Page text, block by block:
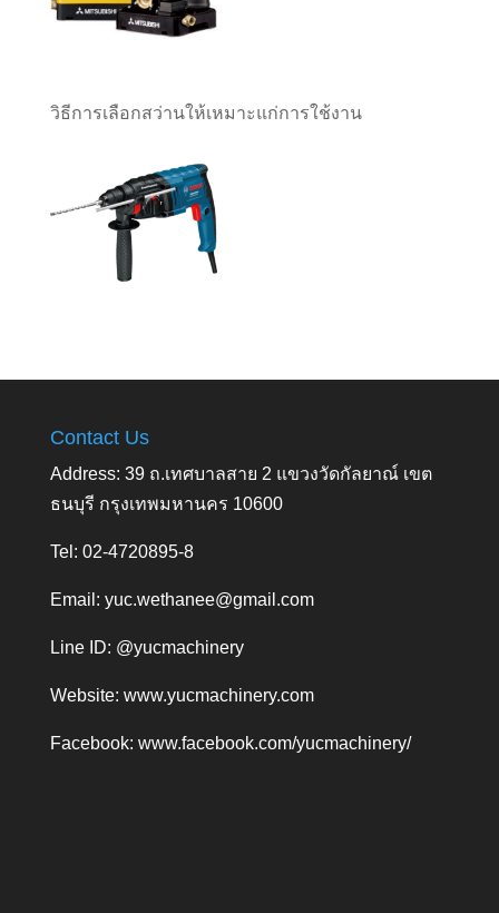
วิธีการเลือกสว่านให้เหมาะแก่การใช้งาน
Contact Us
Address: 39 ถ.เทศบาลสาย 2 แขวงวัดกัลยาณ์ เขต
ธนบุรี กรุงเทพมหานคร 10600
Tel: 02-4720895-8
Email: yuc.wethanee@gmail.com
Line ID: @yucmachinery
Website: www.yucmachinery.com
Facebook: www.facebook.com/yucmachinery/